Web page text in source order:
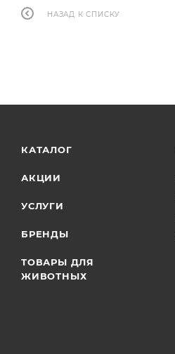
НАЗАД К СПИСКУ
КАТАЛОГ
АКЦИИ
УСЛУГИ
БРЕНДЫ
ТОВАРЫ ДЛЯ
ЖИВОТНЫХ